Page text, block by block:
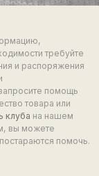
требуйте
и распоряжения
помощь
товара или
клуба на нашем
вы можете
помочь.